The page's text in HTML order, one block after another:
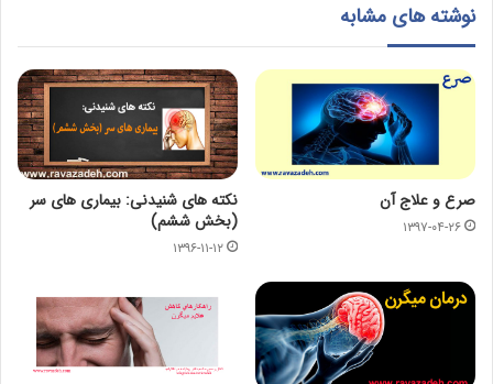
نوشته های مشابه
صرع و علاج آن
۱۳۹۷-۰۴-۲۶
نکته های شنیدنی: بیماری های سر
(بخش ششم)
۱۳۹۶-۱۱-۱۲